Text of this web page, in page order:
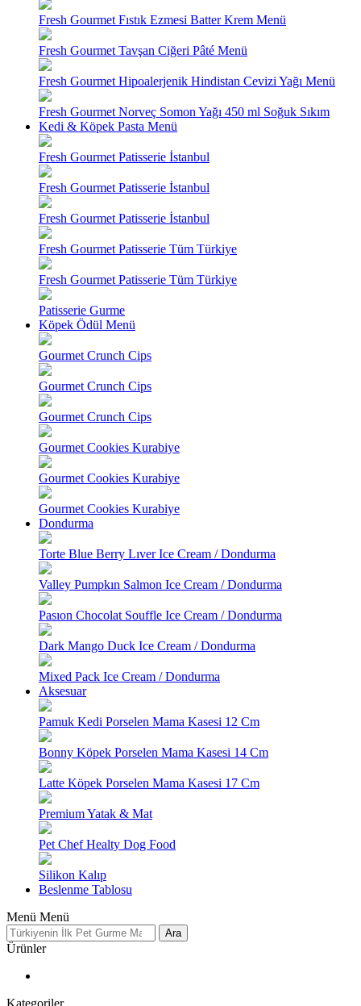
Fresh Gourmet Fıstık Ezmesi Batter Krem Menü
Fresh Gourmet Tavşan Ciğeri Pâté Menü
Fresh Gourmet Hipoalerjenik Hindistan Cevizi Yağı Menü
Fresh Gourmet Norveç Somon Yağı 450 ml Soğuk Sıkım
Kedi & Köpek Pasta Menü
Fresh Gourmet Patisserie İstanbul
Fresh Gourmet Patisserie İstanbul
Fresh Gourmet Patisserie İstanbul
Fresh Gourmet Patisserie Tüm Türkiye
Fresh Gourmet Patisserie Tüm Türkiye
Patisserie Gurme
Köpek Ödül Menü
Gourmet Crunch Cips
Gourmet Crunch Cips
Gourmet Crunch Cips
Gourmet Cookies Kurabiye
Gourmet Cookies Kurabiye
Gourmet Cookies Kurabiye
Dondurma
Torte Blue Berry Lıver Ice Cream / Dondurma
Valley Pumpkın Salmon Ice Cream / Dondurma
Pasıon Chocolat Souffle Ice Cream / Dondurma
Dark Mango Duck Ice Cream / Dondurma
Mixed Pack Ice Cream / Dondurma
Aksesuar
Pamuk Kedi Porselen Mama Kasesi 12 Cm
Bonny Köpek Porselen Mama Kasesi 14 Cm
Latte Köpek Porselen Mama Kasesi 17 Cm
Premium Yatak & Mat
Pet Chef Healty Dog Food
Silikon Kalıp
Beslenme Tablosu
Menü Menü
Ara
Ürünler
Kategoriler